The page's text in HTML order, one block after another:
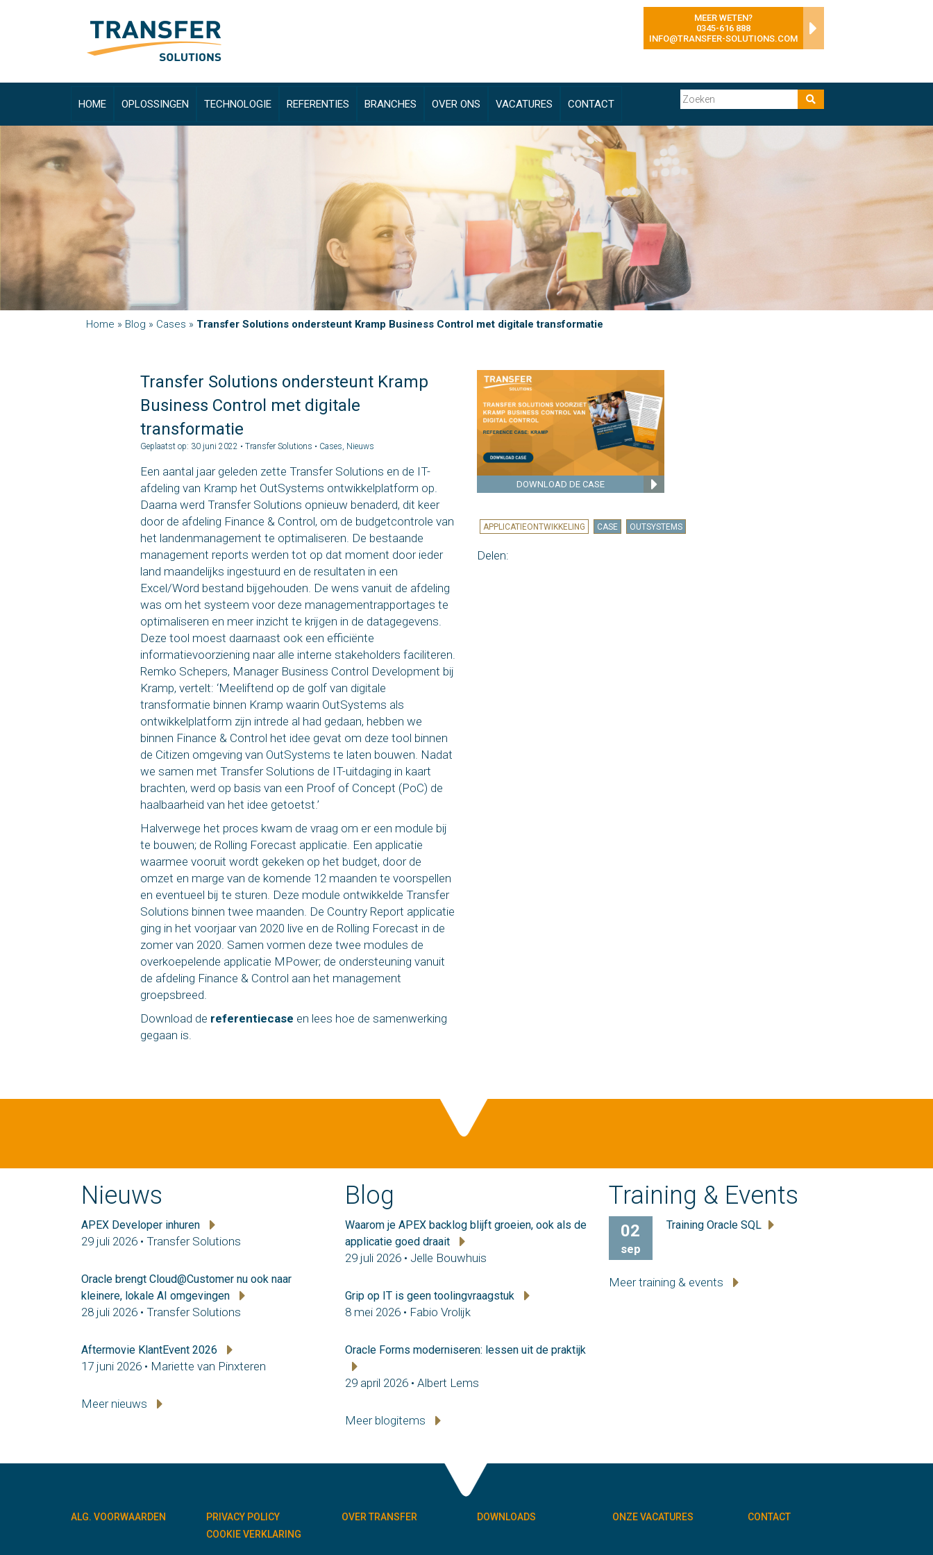
MEER WETEN?
0345-616 888
INFO@TRANSFER-SOLUTIONS.COM
HOME OPLOSSINGEN TECHNOLOGIE REFERENTIES BRANCHES OVER ONS VACATURES CONTACT
Home » Blog » Cases » Transfer Solutions ondersteunt Kramp Business Control met digitale transformatie
Transfer Solutions ondersteunt Kramp
Business Control met digitale
transformatie
Geplaatst op: 30 juni 2022 • Transfer Solutions • Cases, Nieuws
Een aantal jaar geleden zette Transfer Solutions en de IT-
afdeling van Kramp het OutSystems ontwikkelplatform op.
Daarna werd Transfer Solutions opnieuw benaderd, dit keer
door de afdeling Finance & Control, om de budgetcontrole van
het landenmanagement te optimaliseren. De bestaande
management reports werden tot op dat moment door ieder
land maandelijks ingestuurd en de resultaten in een
Excel/Word bestand bijgehouden. De wens vanuit de afdeling
was om het systeem voor deze managementrapportages te
optimaliseren en meer inzicht te krijgen in de datagegevens.
Deze tool moest daarnaast ook een efficiënte
informatievoorziening naar alle interne stakeholders faciliteren.
Remko Schepers, Manager Business Control Development bij
Kramp, vertelt: ‘Meeliftend op de golf van digitale
transformatie binnen Kramp waarin OutSystems als
ontwikkelplatform zijn intrede al had gedaan, hebben we
binnen Finance & Control het idee gevat om deze tool binnen
de Citizen omgeving van OutSystems te laten bouwen. Nadat
we samen met Transfer Solutions de IT-uitdaging in kaart
brachten, werd op basis van een Proof of Concept (PoC) de
haalbaarheid van het idee getoetst.’
Halverwege het proces kwam de vraag om er een module bij
te bouwen; de Rolling Forecast applicatie. Een applicatie
waarmee vooruit wordt gekeken op het budget, door de
omzet en marge van de komende 12 maanden te voorspellen
en eventueel bij te sturen. Deze module ontwikkelde Transfer
Solutions binnen twee maanden. De Country Report applicatie
ging in het voorjaar van 2020 live en de Rolling Forecast in de
zomer van 2020. Samen vormen deze twee modules de
overkoepelende applicatie MPower; de ondersteuning vanuit
de afdeling Finance & Control aan het management
groepsbreed.
Download de referentiecase en lees hoe de samenwerking
gegaan is.
DOWNLOAD DE CASE
APPLICATIEONTWIKKELING CASE OUTSYSTEMS
Delen:
Nieuws
APEX Developer inhuren
29 juli 2026 • Transfer Solutions
Oracle brengt Cloud@Customer nu ook naar
kleinere, lokale AI omgevingen
28 juli 2026 • Transfer Solutions
Aftermovie KlantEvent 2026
17 juni 2026 • Mariette van Pinxteren
Meer nieuws
Blog
Waarom je APEX backlog blijft groeien, ook als de
applicatie goed draait
29 juli 2026 • Jelle Bouwhuis
Grip op IT is geen toolingvraagstuk
8 mei 2026 • Fabio Vrolijk
Oracle Forms moderniseren: lessen uit de praktijk
29 april 2026 • Albert Lems
Meer blogitems
Training & Events
02
sep
Training Oracle SQL
Meer training & events
ALG. VOORWAARDEN
PRIVACY POLICY
COOKIE VERKLARING
OVER TRANSFER DOWNLOADS ONZE VACATURES CONTACT